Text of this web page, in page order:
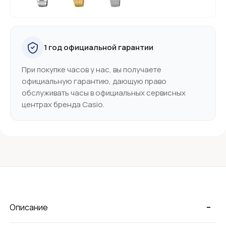
1 год официальной гарантии
При покупке часов у нас, вы получаете
официальную гарантию, дающую право
обслуживать часы в официальных сервисных
центрах бренда Casio.
-
Описание